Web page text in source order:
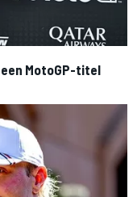
MotoGP-titel